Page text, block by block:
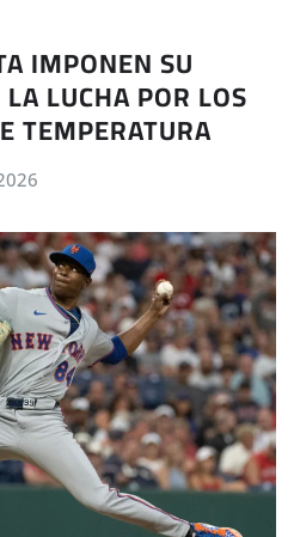
IMPONEN SU
LUCHA POR LOS
TEMPERATURA